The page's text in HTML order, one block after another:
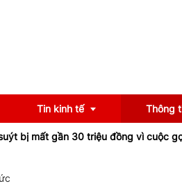
Tin kinh tế Thông
mất gần 30 triệu đồng vì cuộc gọi giả